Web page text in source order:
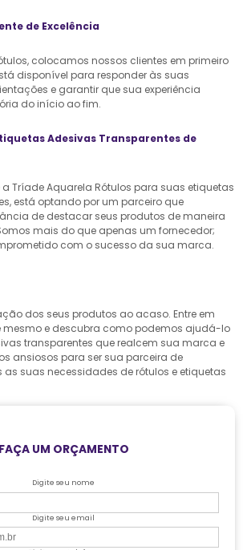
de Excelência
colocamos nossos clientes em primeiro
disponível para responder às suas
e garantir que sua experiência
do início ao fim.
Adesivas Transparentes de
Tríade Aquarela Rótulos para suas etiquetas
está optando por um parceiro que
de destacar seus produtos de maneira
mais do que apenas um fornecedor;
com o sucesso da sua marca.
dos seus produtos ao acaso. Entre em
mesmo e descubra como podemos ajudá-lo
transparentes que realcem sua marca e
ansiosos para ser sua parceira de
suas necessidades de rótulos e etiquetas
FAÇA UM ORÇAMENTO
Digite seu nome
Digite seu email